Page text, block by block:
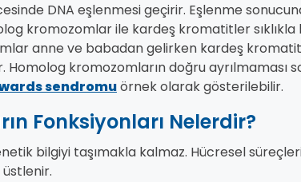
DNA eşlenmesi geçirir. Eşlenme
kromozomlar ile kardeş kromatitler sıklıkla
anne ve babadan gelirken kardeş
Homolog kromozomların doğru ayrılmaması
sendromuörnek olarak gösterilebilir.
Fonksiyonları Nelerdir?
bilgiyi taşımakla kalmaz. Hücresel